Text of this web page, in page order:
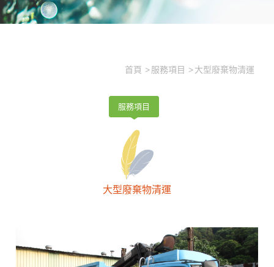
首頁 服務項目 大型廢棄物清運
服務項目
大型廢棄物清運